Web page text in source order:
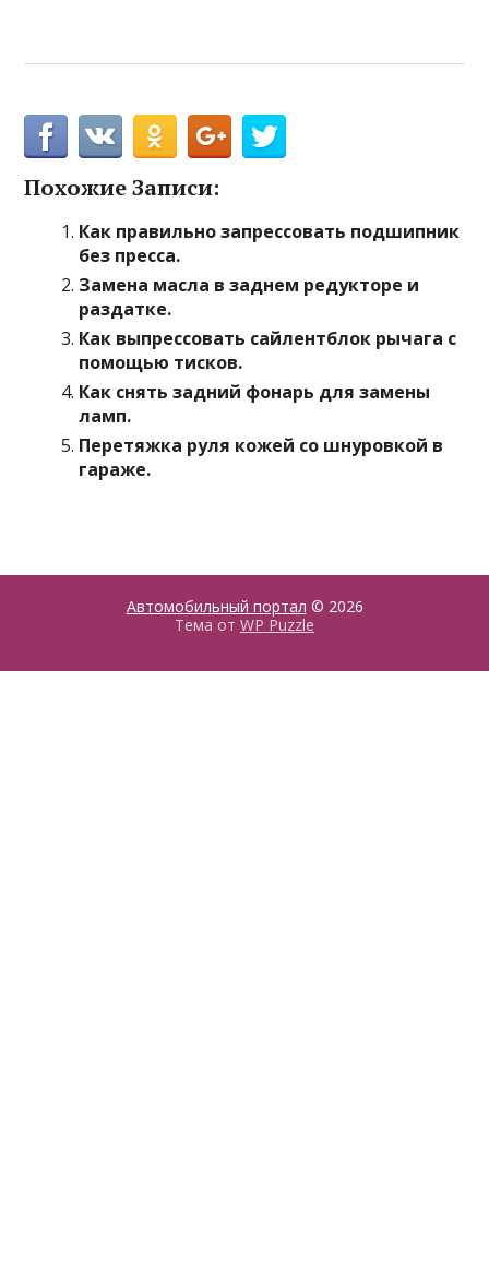
Похожие Записи:
Как правильно запрессовать подшипник
без пресса.
Замена масла в заднем редукторе и
раздатке.
Как выпрессовать сайлентблок рычага с
помощью тисков.
Как снять задний фонарь для замены
ламп.
Перетяжка руля кожей со шнуровкой в
гараже.
Автомобильный портал © 2026
Тема от WP Puzzle